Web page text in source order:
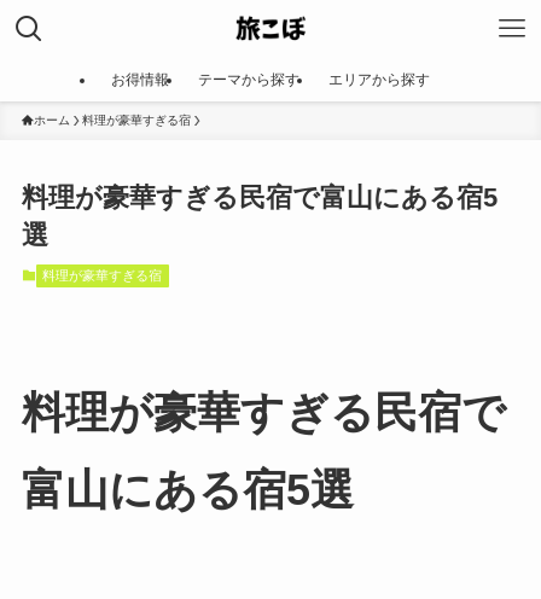
お得情報 テーマから探す エリアから探す
ホーム 料理が豪華すぎる宿
料理が豪華すぎる民宿で富山にある宿5
選
料理が豪華すぎる宿
料理が豪華すぎる民宿で
富山にある宿5選